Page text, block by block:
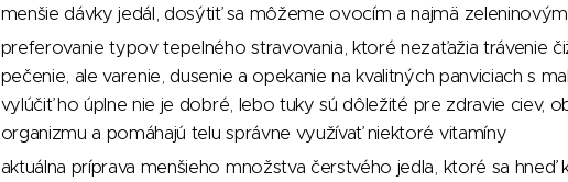
menšie dávky jedál, dosýtiť sa môžeme ovocím a najmä
preferovanie typov tepelného stravovania, ktoré nezaťažia trávenie
pečenie, ale varenie, dusenie a opekanie na kvalitných panviciach s
vylúčiť ho úplne nie je dobré, lebo tuky sú dôležité pre zdravie ciev,
organizmu a pomáhajú telu správne využívať niektoré vitamíny
aktuálna príprava menšieho množstva čerstvého jedla, ktoré sa